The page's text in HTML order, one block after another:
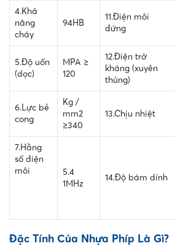
4.Khả
năng
cháy
94HB
11.Điện môi
đứng
5.Độ uốn
(dọc)
MPA ≥
120
12.Điện trở
kháng (xuyên
thủng)
6.Lực bẻ
cong
Kg /
mm2
≥340
13.Chịu nhiệt
7.Hằng
số điện
môi
5.4
1MHz
14.Độ bám dính
Đặc Tính Của Nhựa Phíp Là Gì?